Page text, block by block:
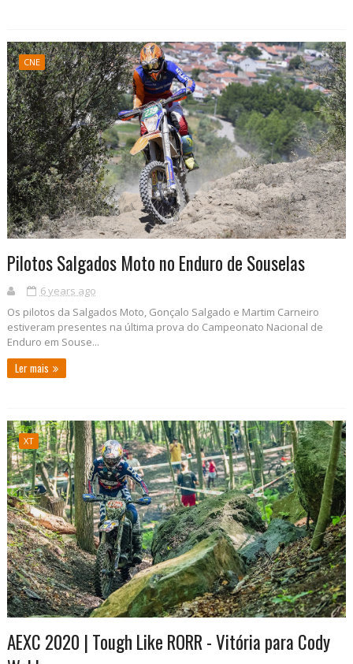
CNE
Pilotos Salgados Moto no Enduro de Souselas
6 years ago
Os pilotos da Salgados Moto, Gonçalo Salgado e Martim Carneiro
estiveram presentes na última prova do Campeonato Nacional de
Enduro em Souse...
Ler mais
XT
AEXC 2020 | Tough Like RORR - Vitória para Cody